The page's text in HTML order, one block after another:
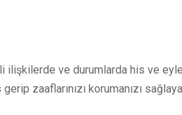
ve durumlarda his ve
gerip zaaflarınızı korumanızı